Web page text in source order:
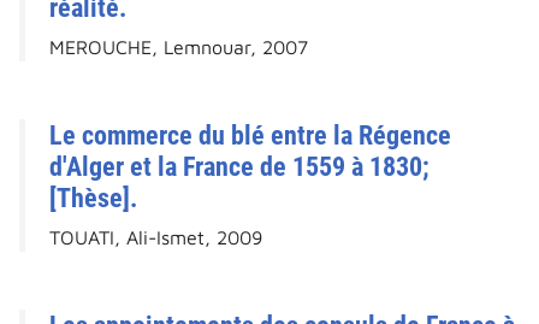
réalité.
MEROUCHE, Lemnouar, 2007
Le commerce du blé entre la Régence
d'Alger et la France de 1559 à 1830;
[Thèse].
TOUATI, Ali-Ismet, 2009